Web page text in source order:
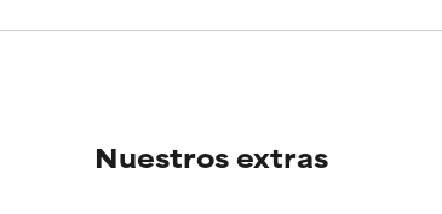
Nuestros extras